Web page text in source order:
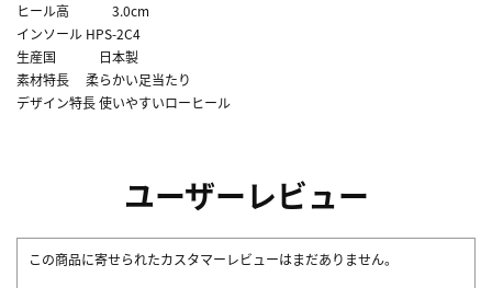
ヒール高 3.0cm
インソール HPS-2C4
生産国 日本製
素材特長 柔らかい足当たり
デザイン特長 使いやすいローヒール
ユーザーレビュー
この商品に寄せられたカスタマーレビューはまだありません。